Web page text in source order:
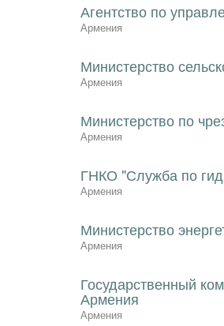
Агентство по
Армения
Министерство
Армения
Министерство по
Армения
ГНКО "Служба по
Армения
Министерство
Армения
Государственный
Армения
Армения